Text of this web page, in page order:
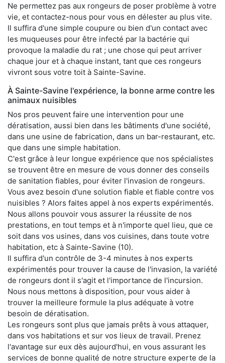
Ne permettez pas aux rongeurs de poser problème à votre
vie, et contactez-nous pour vous en délester au plus vite.
Il suffira d'une simple coupure ou bien d'un contact avec
les muqueuses pour être infecté par la bactérie qui
provoque la maladie du rat ; une chose qui peut arriver
chaque jour et à chaque instant, tant que ces rongeurs
vivront sous votre toit à Sainte-Savine.
À Sainte-Savine l'expérience, la bonne arme contre les
animaux nuisibles
Nos pros peuvent faire une intervention pour une
dératisation, aussi bien dans les bâtiments d'une société,
dans une usine de fabrication, dans un bar-restaurant, etc.
que dans une simple habitation.
C'est grâce à leur longue expérience que nos spécialistes
se trouvent être en mesure de vous donner des conseils
de sanitation fiables, pour éviter l'invasion de rongeurs.
Vous avez besoin d'une solution fiable et fiable contre vos
nuisibles ? Alors faites appel à nos experts expérimentés.
Nous allons pouvoir vous assurer la réussite de nos
prestations, en tout temps et à n'importe quel lieu, que ce
soit dans vos usines, dans vos cuisines, dans toute votre
habitation, etc à Sainte-Savine (10).
Il suffira d'un contrôle de 3-4 minutes à nos experts
expérimentés pour trouver la cause de l'invasion, la variété
de rongeurs dont il s'agit et l'importance de l'incursion.
Nous nous mettons à disposition, pour vous aider à
trouver la meilleure formule la plus adéquate à votre
besoin de dératisation.
Les rongeurs sont plus que jamais prêts à vous attaquer,
dans vos habitations et sur vos lieux de travail. Prenez
l'avantage sur eux dès aujourd'hui, en vous assurant les
services de bonne qualité de notre structure experte de la